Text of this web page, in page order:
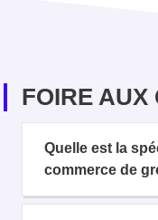
FOIRE AUX
Quelle est la
commerce de